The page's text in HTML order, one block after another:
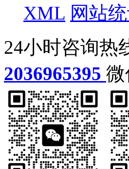
XML 网站
24小时咨询热
2036965395 微